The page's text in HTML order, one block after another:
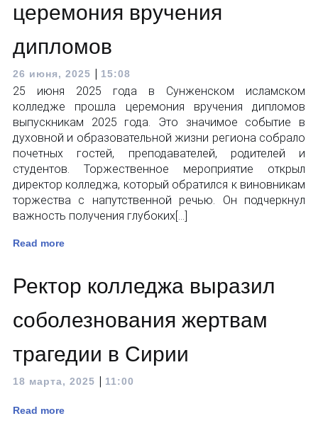
церемония вручения
дипломов
26 июня, 2025 | 15:08
25 июня 2025 года в Сунженском исламском
колледже прошла церемония вручения дипломов
выпускникам 2025 года. Это значимое событие в
духовной и образовательной жизни региона собрало
почетных гостей, преподавателей, родителей и
студентов. Торжественное мероприятие открыл
директор колледжа, который обратился к виновникам
торжества с напутственной речью. Он подчеркнул
важность получения глубоких[…]
Read more
Ректор колледжа выразил
соболезнования жертвам
трагедии в Сирии
18 марта, 2025 | 11:00
Read more